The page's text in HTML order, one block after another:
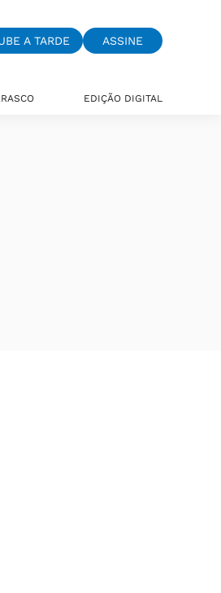
A TARDE ASSINE
EDIÇÃO DIGITAL